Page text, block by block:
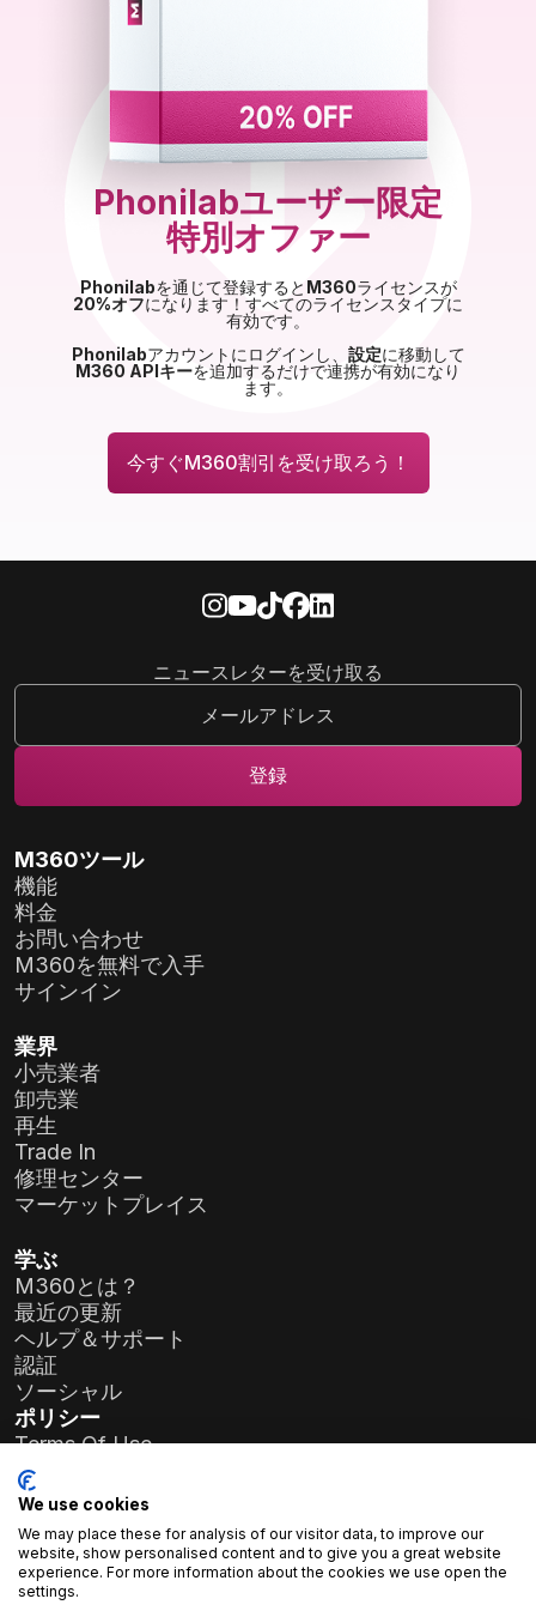
Phonilabユーザー限定
特別オファー
Phonilabを通じて登録すると M360ライセンスが
20%オフになります！すべてのライセンスタイプに
有効です。
Phonilabアカウントにログインし、 設定に移動して
M360 APIキーを追加するだけで連携が有効になり
ます。
今すぐM360割引を受け取ろう！
ニュースレターを受け取る
M360ツール
機能
料金
お問い合わせ
M360を無料で入手
サインイン
業界
小売業者
卸売業
再生
Trade In
修理センター
マーケットプレイス
学ぶ
M360とは？
最近の更新
ヘルプ＆サポート
認証
ソーシャル
ポリシー
Terms Of Use
Privacy Policy
General Data Protection Regulation (GDPR)
会社情報
アトラスソフト株式会社
プリエレ・コルネリア通り19-35番地
We use cookies
We may place these for analysis of our visitor data, to improve our
website, show personalised content and to give you a great website
experience. For more information about the cookies we use open the
settings.